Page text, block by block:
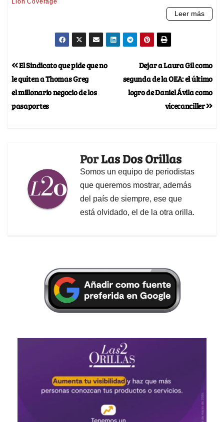
Dejar a Laura Gil como
segunda de la OEA: el último
logro de Daniel Ávila como
vicecanciller
El Sindicato que pide que no
le quiten a Thomas Greg
el millonario negocio de los
pasaportes
PorLas Dos Orillas
Somos un equipo de periodistas
que queremos mostrar, además
del país de siempre, ese que
está olvidado, el de la otra orilla.